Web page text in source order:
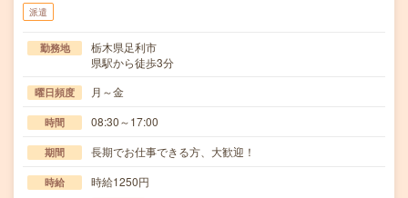
派遣
勤務地
栃木県足利市
県駅から徒歩3分
曜日頻度 月～金
時間 08:30～17:00
期間 長期でお仕事できる方、大歓迎！
時給 時給1250円